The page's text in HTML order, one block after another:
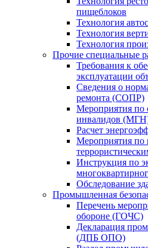
пищеблоков
Технология
Технология
Технология
Прочие специальные
Требования к
эксплуатации
Сведения о
ремонта (СОПР)
Мероприятия по
инвалидов
Расчет
Мероприятия по
Инструкция по
Обследование
Промышленная
Перечень
обороне (ГОЧС)
Декларация
(ДПБ ОПО)